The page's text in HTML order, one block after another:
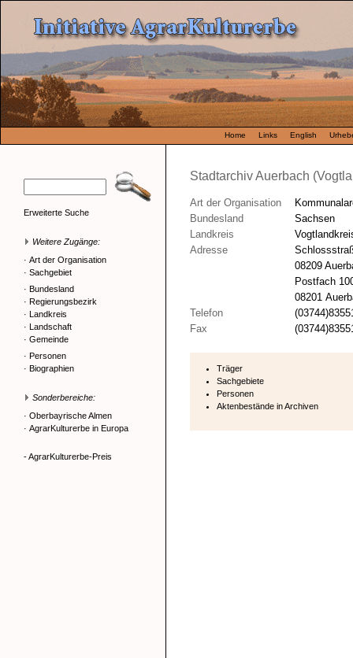
Home Links English
Erweiterte Suche
Weitere Zugänge:
· Art der Organisation
· Sachgebiet
· Bundesland
· Regierungsbezirk
· Landkreis
· Landschaft
· Gemeinde
· Personen
· Biographien
Sonderbereiche:
· Oberbayrische Almen
· AgrarKulturerbe in Europa
- AgrarKulturerbe-Preis
Stadtarchiv Auerbach
Art der Organisation
Bundesland
Sachsen
Landkreis
Adresse
08209
Postfach
08201
Telefon
Fax
Träger
Sachgebiete
Personen
Aktenbestände in Archiven